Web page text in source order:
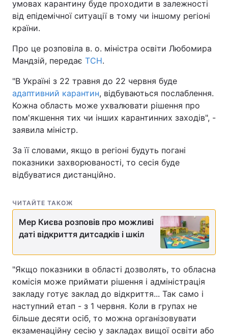
умовах карантину буде проходити в залежності
від епідемічної ситуації в тому чи іншому регіоні
країни.
Про це розповіла в. о. міністра освіти Любомира
Мандзій, передає ТСН.
"В Україні з 22 травня до 22 червня буде
адаптивний карантин, відбуваються послаблення.
Кожна область може ухвалювати рішення про
пом'якшення тих чи інших карантинних заходів", -
заявила міністр.
За її словами, якщо в регіоні будуть погані
показники захворюваності, то сесія буде
відбуватися дистанційно.
ЧИТАЙТЕ ТАКОЖ
Мер Києва розповів про можливі
даті відкриття дитсадків і шкіл
"Якщо показники в області дозволять, то обласна
комісія може приймати рішення і адміністрація
закладу готує заклад до відкриття... Так само і
наступний етап - з 1 червня. Коли в групах не
більше десяти осіб, то можна організовувати
екзаменаційну сесію у закладах вищої освіти або